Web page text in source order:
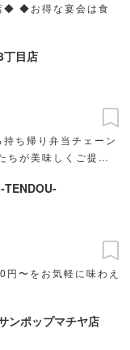
◆ ◆お得な宴会は食
丁目店
ち帰り弁当チェーン
ちが美味しくご提供
〜をお気軽に味わえ
ンポップマチヤ店